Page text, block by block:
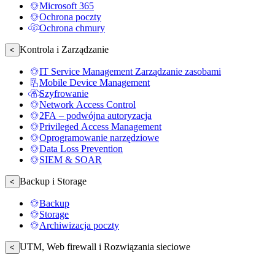
Microsoft 365
Ochrona poczty
Ochrona chmury
< Kontrola i Zarządzanie
IT Service Management Zarządzanie zasobami
Mobile Device Management
Szyfrowanie
Network Access Control
2FA – podwójna autoryzacja
Privileged Access Management
Oprogramowanie narzędziowe
Data Loss Prevention
SIEM & SOAR
< Backup i Storage
Backup
Storage
Archiwizacja poczty
< UTM, Web firewall i Rozwiązania sieciowe